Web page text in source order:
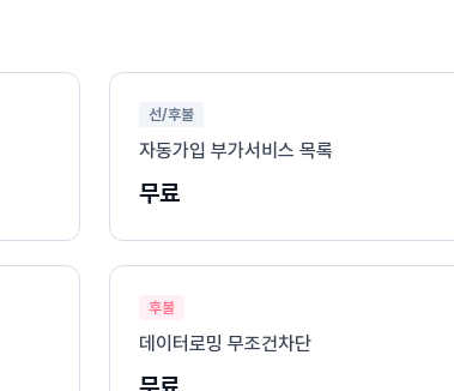
선/후불
자동가입 부가서비스 목록
무료
후불
데이터로밍 무조건차단